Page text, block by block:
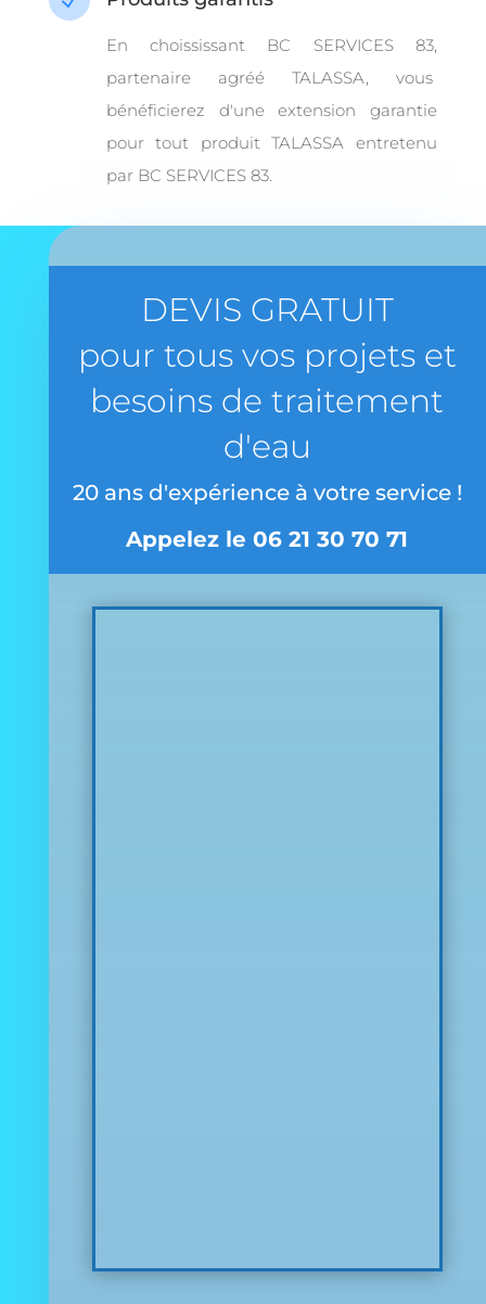
En choississant BC SERVICES 83,
partenaire agréé TALASSA, vous
bénéficierez d'une extension garantie
pour tout produit TALASSA entretenu
par BC SERVICES 83.
DEVIS GRATUIT
pour tous vos projets et
besoins de traitement
d'eau
20 ans d'expérience à votre service !
Appelez le 06 21 30 70 71